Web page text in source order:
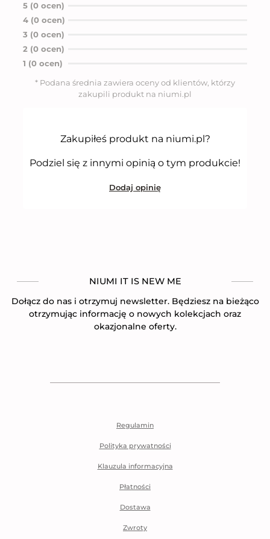
5
n
5 (0 ocen)
4 (0 ocen)
3 (0 ocen)
2 (0 ocen)
1 (0 ocen)
* Podana średnia zawiera oceny od klientów, którzy
zakupili produkt na niumi.pl
Zakupiłeś produkt na niumi.pl?
Podziel się z innymi opinią o tym produkcie!
Dodaj opinię
NIUMI IT IS NEW ME
Dołącz do nas i otrzymuj newsletter. Będziesz na bieżąco
otrzymując informację o nowych kolekcjach oraz
okazjonalne oferty.
Regulamin
Polityka prywatności
Klauzula informacyjna
Płatności
Dostawa
Zwroty